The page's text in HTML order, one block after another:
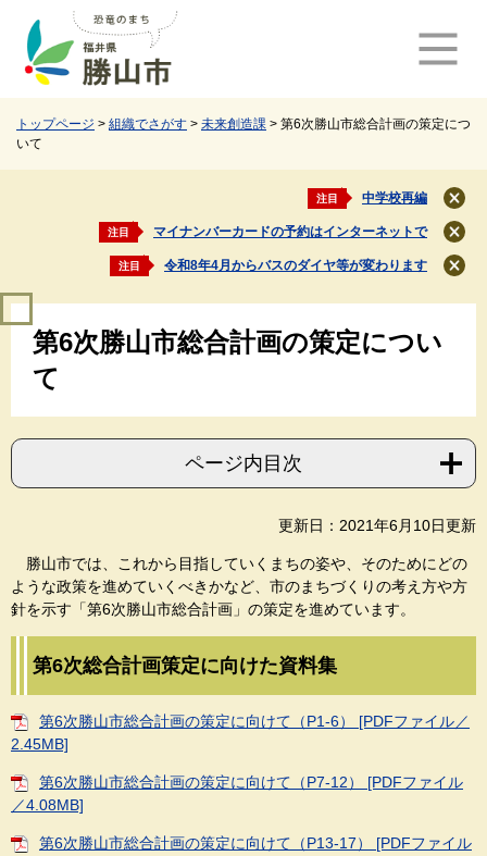
トップページ > 組織でさがす > 未来創造課 > 第6次勝山市総合計画の策定につ
いて
注目 中学校再編
閉
じ
る
注目 マイナンバーカードの予約はインターネットで
閉
じ
る
注目 令和8年4月からバスのダイヤ等が変わります
閉
第6次勝山市総合計画の策定につい
て
ページ内目次
更新日：2021年6月10日更新
勝山市では、これから目指していくまちの姿や、そのためにどの
ような政策を進めていくべきかなど、市のまちづくりの考え方や方
針を示す「第6次勝山市総合計画」の策定を進めています。
第6次総合計画策定に向けた資料集
第6次勝山市総合計画の策定に向けて（P1-6） [PDFファイル／
2.45MB]
第6次勝山市総合計画の策定に向けて（P7-12） [PDFファイル
／4.08MB]
第6次勝山市総合計画の策定に向けて（P13-17） [PDFファイル